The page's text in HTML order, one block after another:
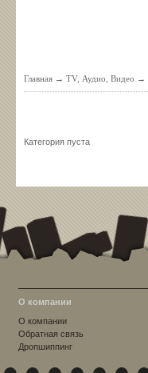
Главная → TV, Аудио, Видео →
Категория пуста
О компании
О компании
Обратная связь
Дропшиппинг